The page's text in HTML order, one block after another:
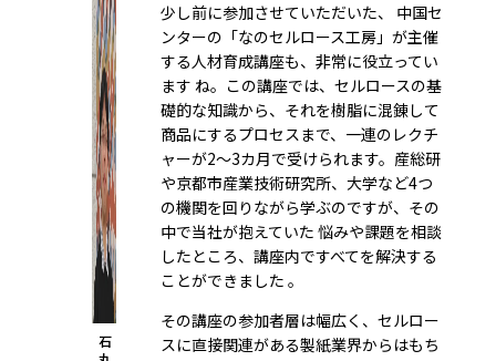
石
少し前に参加させていただいた、 中国セ
ンターの「なのセルロース工房」が主催
する人材育成講座も、非常に役立ってい
ます ね。この講座では、セルロースの基
礎的な知識から、それを樹脂に混錬して
商品にするプロセスまで、一連のレクチ
ャーが2～3カ月で受けられます。産総研
や京都市産業技術研究所、大学など4つ
の機関を回りながら学ぶのですが、その
中で当社が抱えていた 悩みや課題を相談
したところ、講座内ですべてを解決する
ことができました 。
その講座の参加者層は幅広く、セルロー
スに直接関連がある製紙業界からはもち